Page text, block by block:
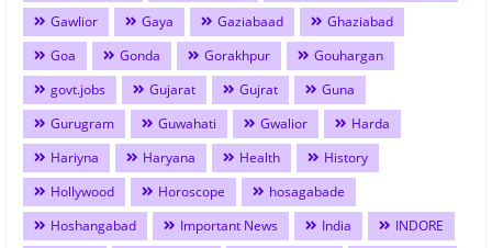
Gawlior
Gaya Gaziabaad
Ghaziabad
Goa
Gonda Gorakhpur
Gouhargan
govt.jobs
Gujarat Gujrat
Guna
Gurugram
Guwahati Gwalior
Harda
Hariyna
Haryana Health
History
Hollywood
Horoscope
hosagabade
Hoshangabad
Important News India
INDORE